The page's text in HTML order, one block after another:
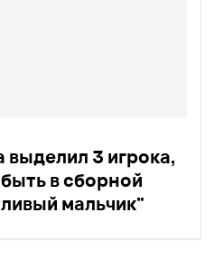
выделил 3 игрока,
в сборной
мальчик"